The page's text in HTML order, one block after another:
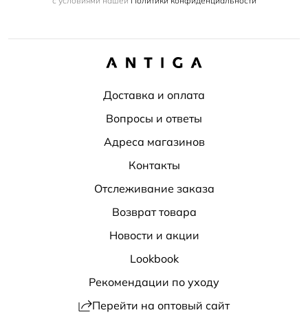
Доставка и оплата
Вопросы и ответы
Адреса магазинов
Контакты
Отслеживание заказа
Возврат товара
Новости и акции
Lookbook
Рекомендации по уходу
Перейти на оптовый сайт